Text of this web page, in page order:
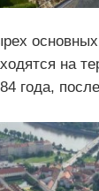
на
года,